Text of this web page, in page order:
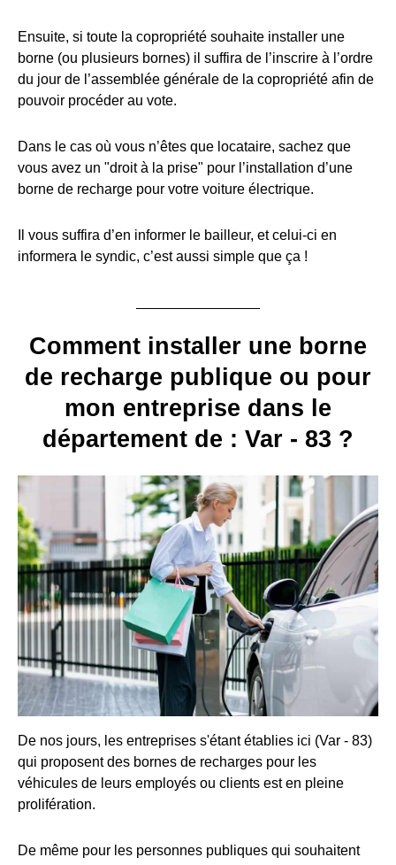
Ensuite, si toute la copropriété souhaite installer une
borne (ou plusieurs bornes) il suffira de l’inscrire à l’ordre
du jour de l’assemblée générale de la copropriété afin de
pouvoir procéder au vote.
Dans le cas où vous n’êtes que locataire, sachez que
vous avez un "droit à la prise" pour l’installation d’une
borne de recharge pour votre voiture électrique.
Il vous suffira d’en informer le bailleur, et celui-ci en
informera le syndic, c’est aussi simple que ça !
Comment installer une borne
de recharge publique ou pour
mon entreprise dans le
département de : Var - 83 ?
De nos jours, les entreprises s'étant établies ici (Var - 83)
qui proposent des bornes de recharges pour les
véhicules de leurs employés ou clients est en pleine
prolifération.
De même pour les personnes publiques qui souhaitent